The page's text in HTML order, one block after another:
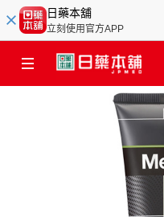
日藥本舖
立刻使用官方APP